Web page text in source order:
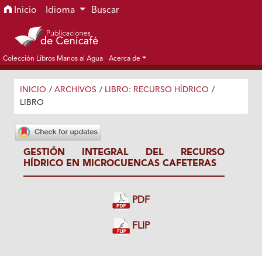
Ir al menú de navegación principal
Ir al contenido principal
Ir al pie de página del sitio
Inicio Idioma Buscar
Colección Libros Manos al Agua Acerca de
INICIO / ARCHIVOS / LIBRO: RECURSO HÍDRICO /
LIBRO
GESTIÓN INTEGRAL DEL RECURSO
HÍDRICO EN MICROCUENCAS CAFETERAS
PDF
FLIP